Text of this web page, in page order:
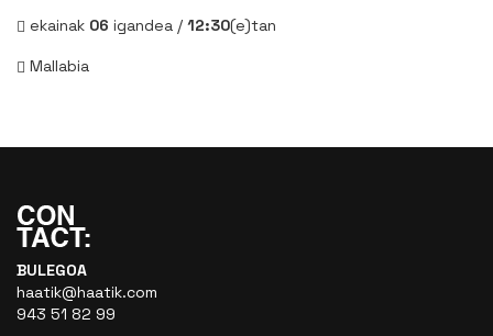
ekainak 06 igandea / 12:30(e)tan
Mallabia
BULEGOA
haatik@haatik.com
943 51 82 99